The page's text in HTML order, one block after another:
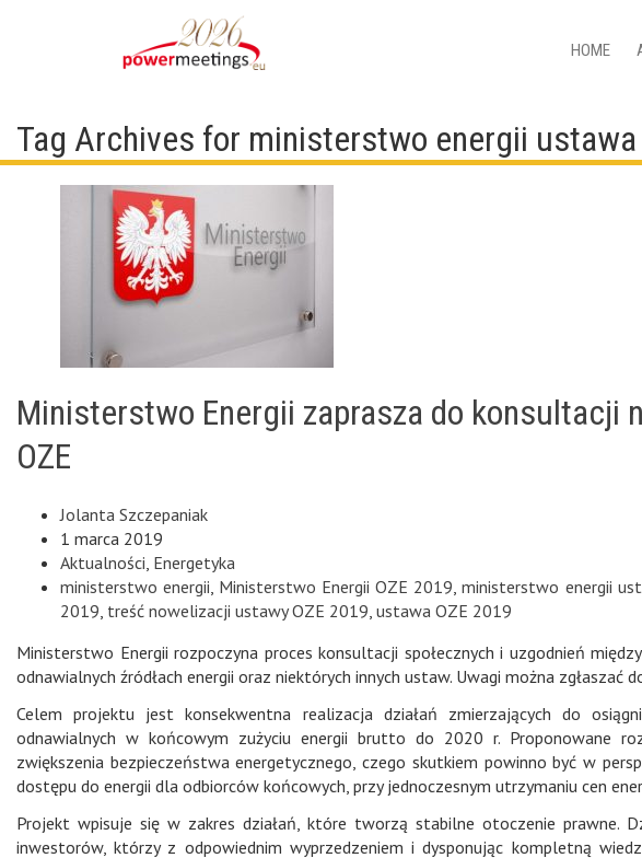
HOME
Tag Archives for ministerstwo energii ustawa
Ministerstwo Energii zaprasza do konsultacji
OZE
Jolanta Szczepaniak
1 marca 2019
Aktualności Energetyka
ministerstwo energii Ministerstwo Energii OZE 2019 ,ministerstwo energii
2019 treść nowelizacji ustawy OZE 2019 ustawa OZE 2019
Ministerstwo Energii rozpoczyna proces konsultacji społecznych i uzgodnień
odnawialnych źródłach energii oraz niektórych innych ustaw. Uwagi można zgłaszać
Celem projektu jest konsekwentna realizacja działań zmierzających do
odnawialnych w końcowym zużyciu energii brutto do 2020 r. Proponowane
zwiększenia bezpieczeństwa energetycznego, czego skutkiem powinno być w
dostępu do energii dla odbiorców końcowych, przy jednoczesnym utrzymaniu cen
Projekt wpisuje się w zakres działań, które tworzą stabilne otoczenie prawne.
inwestorów, którzy z odpowiednim wyprzedzeniem i dysponując kompletną